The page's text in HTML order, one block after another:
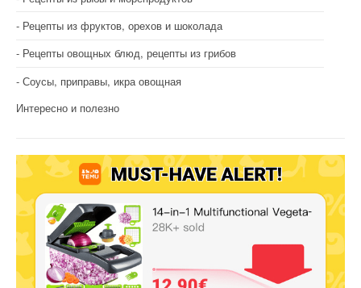
Рецепты из фруктов, орехов и шоколада
Рецепты овощных блюд, рецепты из грибов
Соусы, приправы, икра овощная
Интересно и полезно